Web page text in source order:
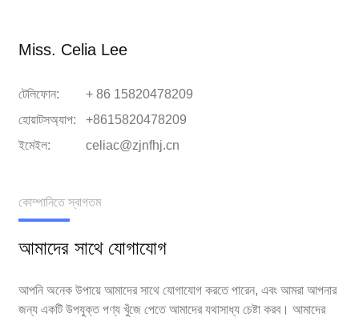
Miss. Celia Lee
টেলিফোন:
+ 86 15820478209
হোয়াটসঅ্যাপ:
+8615820478209
ইমেইল:
celiac@zjnfhj.cn
কোম্পানিতে স্বাগতম
আমাদের সাথে যোগাযোগ
আপনি অনেক উপায়ে আমাদের সাথে যোগাযোগ করতে পারেন, এবং আমরা আপনার
জন্য একটি উপযুক্ত পণ্য খুঁজে পেতে আমাদের যথাসাধ্য চেষ্টা করব। আমাদের